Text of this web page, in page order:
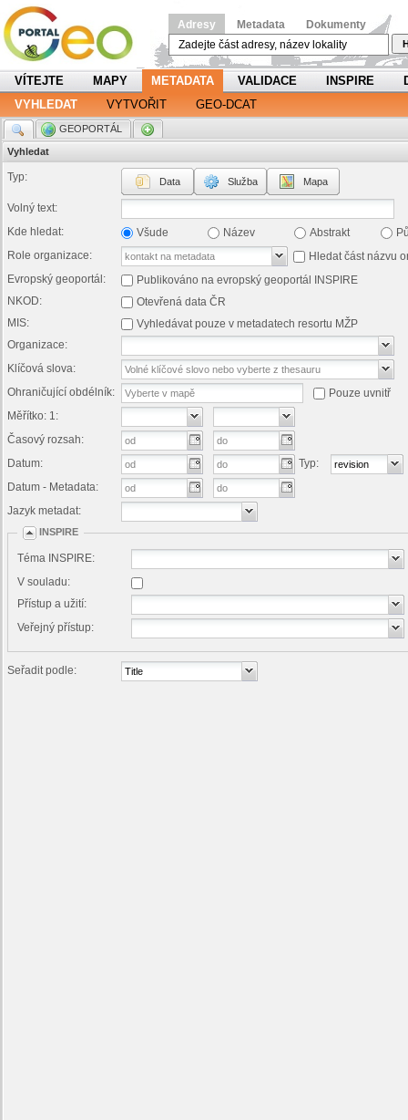
Adresy Metadata Dokumenty
VÍTEJTE MAPY METADATA VALIDACE INSPIRE
VYHLEDAT
VYTVOŘIT GEO-DCAT
GEOPORTÁL
Vyhledat
Typ: Data Služba Mapa
Volný text:
Kde hledat:
Všude Název Abstrakt
Role organizace:
Hledat část názvu
Evropský geoportál:
Publikováno na evropský geoportál INSPIRE
NKOD:
Otevřená data ČR
MIS:
Vyhledávat pouze v metadatech resortu MŽP
Organizace:
Klíčová slova:
Ohraničující obdélník:
Pouze uvnitř
Měřítko: 1:
Časový rozsah:
Datum:
Datum - Metadata:
Typ:
Jazyk metadat:
INSPIRE
Téma INSPIRE:
V souladu:
Přístup a užití:
Veřejný přístup:
Seřadit podle: